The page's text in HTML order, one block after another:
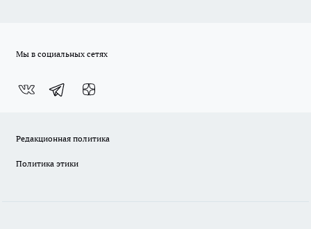
Мы в социальных сетях
Редакционная политика
Политика этики